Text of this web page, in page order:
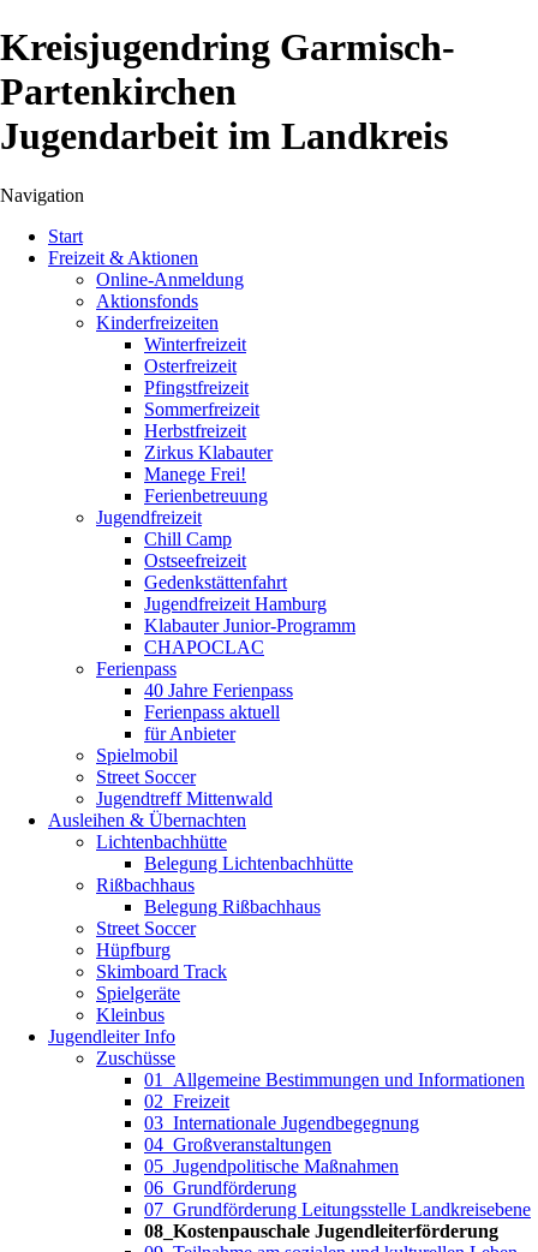
Kreisjugendring Garmisch-
Partenkirchen
Jugendarbeit im Landkreis
Navigation
überspringen
Start
Freizeit & Aktionen
Online-Anmeldung
Aktionsfonds
Kinderfreizeiten
Winterfreizeit
Osterfreizeit
Pfingstfreizeit
Sommerfreizeit
Herbstfreizeit
Zirkus Klabauter
Manege Frei!
Ferienbetreuung
Jugendfreizeit
Chill Camp
Ostseefreizeit
Gedenkstättenfahrt
Jugendfreizeit Hamburg
Klabauter Junior-Programm
CHAPOCLAC
Ferienpass
40 Jahre Ferienpass
Ferienpass aktuell
für Anbieter
Spielmobil
Street Soccer
Jugendtreff Mittenwald
Ausleihen & Übernachten
Lichtenbachhütte
Belegung Lichtenbachhütte
Rißbachhaus
Belegung Rißbachhaus
Street Soccer
Hüpfburg
Skimboard Track
Spielgeräte
Kleinbus
Jugendleiter Info
Zuschüsse
01_Allgemeine Bestimmungen und Informationen
02_Freizeit
03_Internationale Jugendbegegnung
04_Großveranstaltungen
05_Jugendpolitische Maßnahmen
06_Grundförderung
07_Grundförderung Leitungsstelle Landkreisebene
08_Kostenpauschale Jugendleiterförderung